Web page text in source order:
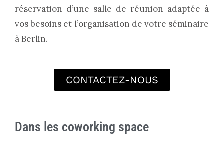
réservation d’une salle de réunion adaptée à
vos besoins et l’organisation de votre séminaire
à Berlin.
CONTACTEZ-NOUS
Dans les coworking space